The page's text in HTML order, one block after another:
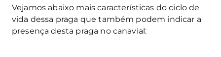
Vejamos abaixo mais características do ciclo de
vida dessa praga que também podem indicar a
presença desta praga no canavial: